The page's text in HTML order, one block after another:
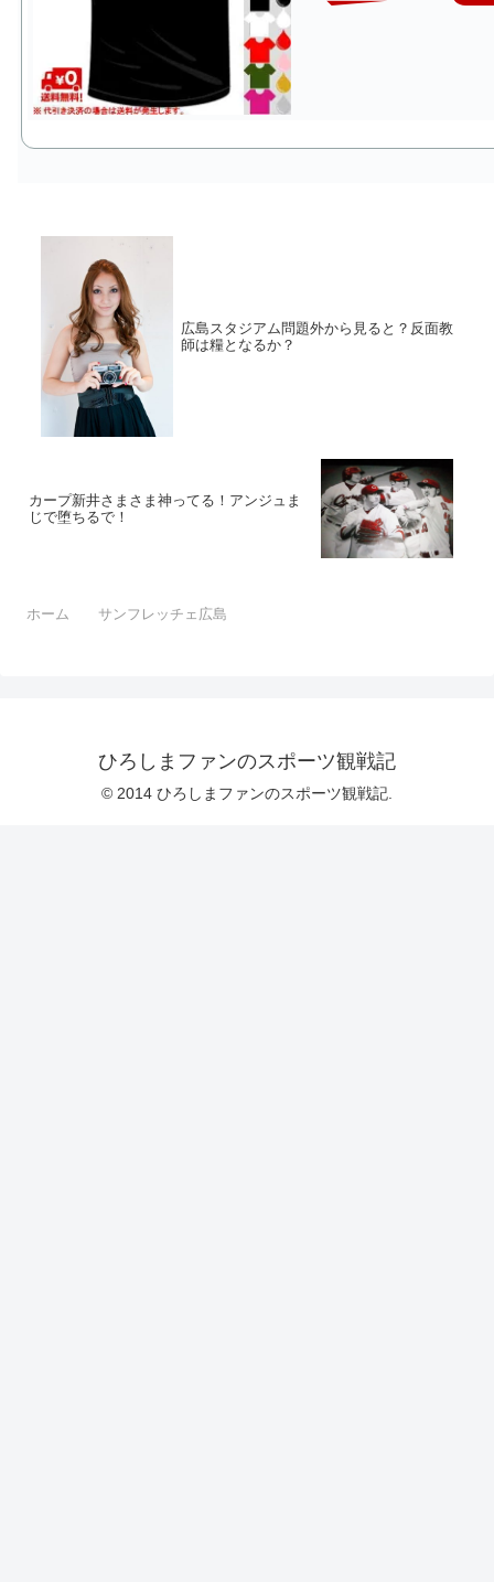
広島スタジアム問題外から見ると？反面教
師は糧となるか？
カープ新井さまさま神ってる！アンジュま
じで堕ちるで！
ホーム サンフレッチェ広島
ひろしまファンのスポーツ観戦記
© 2014 ひろしまファンのスポーツ観戦記.